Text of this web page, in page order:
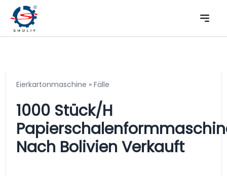
Eierkartonmaschine » Fälle
1000 Stück/h
Nach Bolivien Verkauft